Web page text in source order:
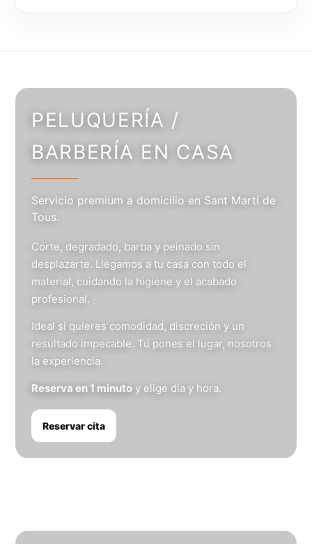
PELUQUERÍA /
BARBERÍA EN CASA
Servicio premium a domicilio en Sant Martí de
Tous.
Corte, degradado, barba y peinado sin
desplazarte. Llegamos a tu casa con todo el
material, cuidando la higiene y el acabado
profesional.
Ideal si quieres comodidad, discreción y un
resultado impecable. Tú pones el lugar, nosotros
la experiencia.
Reserva en 1 minuto y elige día y hora.
Reservar cita